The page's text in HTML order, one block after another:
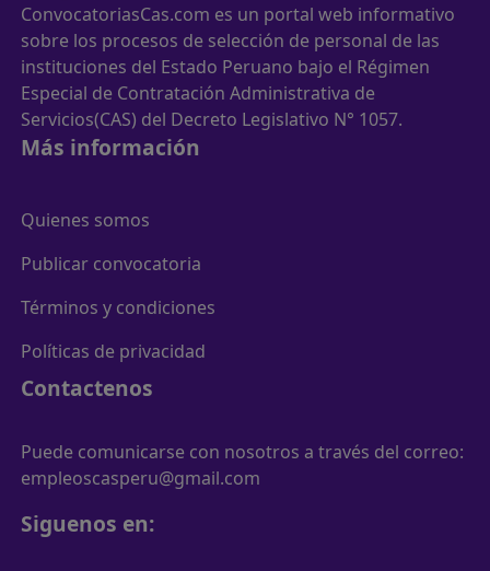
ConvocatoriasCas.com es un portal web informativo
sobre los procesos de selección de personal de las
instituciones del Estado Peruano bajo el Régimen
Especial de Contratación Administrativa de
Servicios(CAS) del Decreto Legislativo N° 1057.
Más información
Quienes somos
Publicar convocatoria
Términos y condiciones
Políticas de privacidad
Contactenos
Puede comunicarse con nosotros a través del correo:
empleoscasperu@gmail.com
Siguenos en: